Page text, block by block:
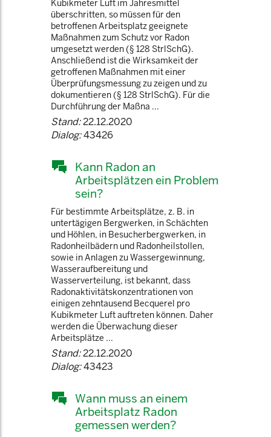
Kubikmeter Luft im Jahresmittel
überschritten, so müssen für den
betroffenen Arbeitsplatz geeignete
Maßnahmen zum Schutz vor Radon
umgesetzt werden (§ 128 StrlSchG).
Anschließend ist die Wirksamkeit der
getroffenen Maßnahmen mit einer
Überprüfungsmessung zu zeigen und zu
dokumentieren (§ 128 StrlSchG). Für die
Durchführung der Maßna ...
Stand:22.12.2020
Dialog:43426
Kann Radon an
Arbeitsplätzen ein Problem
sein?
Für bestimmte Arbeitsplätze, z. B. in
untertägigen Bergwerken, in Schächten
und Höhlen, in Besucherbergwerken, in
Radonheilbädern und Radonheilstollen,
sowie in Anlagen zu Wassergewinnung,
Wasseraufbereitung und
Wasserverteilung, ist bekannt, dass
Radonaktivitätskonzentrationen von
einigen zehntausend Becquerel pro
Kubikmeter Luft auftreten können. Daher
werden die Überwachung dieser
Arbeitsplätze ...
Stand:22.12.2020
Dialog:43423
Wann muss an einem
Arbeitsplatz Radon
gemessen werden?